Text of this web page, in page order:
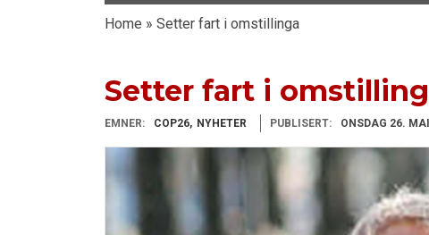
Home » Setter fart i omstillinga
Setter fart i
EMNER: COP26 NYHETER PUBLISERT: ONSDAG 26.